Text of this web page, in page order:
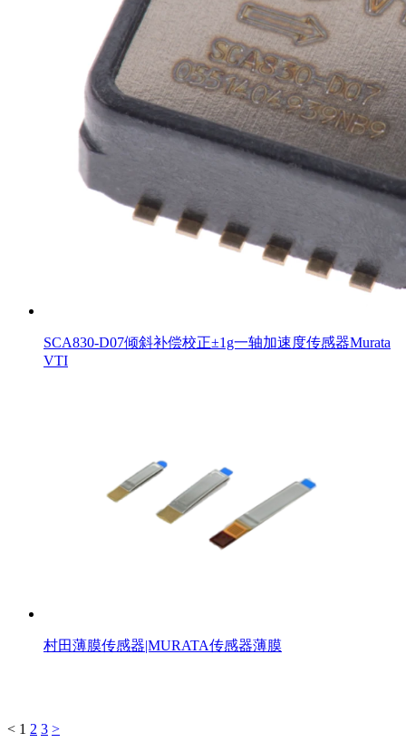
SCA830-D07倾斜补偿校正±1g一轴加速度传感器Murata
VTI
村田薄膜传感器|MURATA传感器薄膜
< 1 2 3 >